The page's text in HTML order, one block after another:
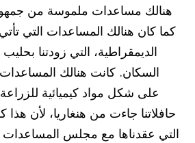
هنالك مساعدات ملموسة من
كما كان هنالك المساعدات التي
الديمقراطية، التي زودتنا
السكان. كانت هنالك المساعدات
على شكل مواد كيميائية
حافلاتنا جاءت من هنغاريا، لأن هذا
التي عقدناها مع مجلس المساعدات